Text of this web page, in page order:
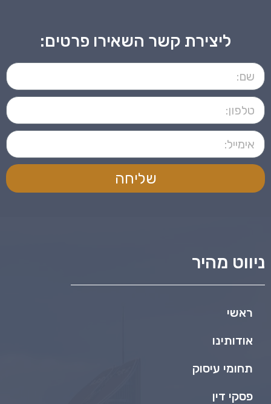
ליצירת קשר השאירו פרטים:
שליחה
ניווט מהיר
ראשי
אודותינו
תחומי עיסוק
פסקי דין